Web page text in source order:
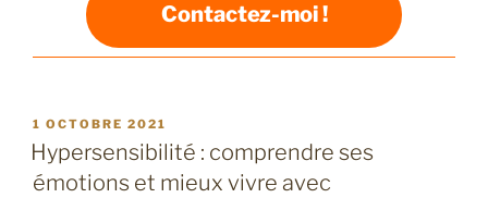
Contactez-moi !
PUBLIÉ
LE
1 OCTOBRE 2021
Hypersensibilité : comprendre ses
émotions et mieux vivre avec